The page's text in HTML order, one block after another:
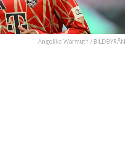
Angelika Warmuth / BILDBYRÅN